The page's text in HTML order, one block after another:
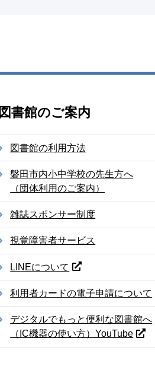
図書館のご案内
図書館の利用方法
磐田市内小中学校の先生方へ
（団体利用のご案内）
雑誌スポンサー制度
視覚障害者サービス
LINEについて
利用者カードの電子申請について
デジタルでもっと便利な図書館へ
（IC機器の使い方）YouTube